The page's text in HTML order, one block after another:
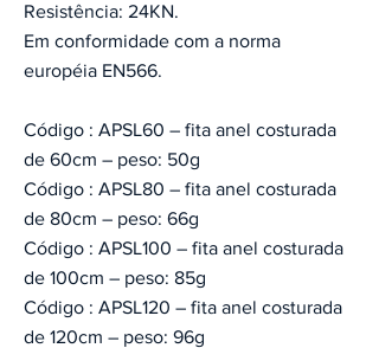
Resistência: 24KN.
Em conformidade com a norma
européia EN566.
Código : APSL60 – fita anel costurada
de 60cm – peso: 50g
Código : APSL80 – fita anel costurada
de 80cm – peso: 66g
Código : APSL100 – fita anel costurada
de 100cm – peso: 85g
Código : APSL120 – fita anel costurada
de 120cm – peso: 96g